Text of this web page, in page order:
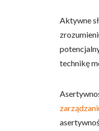
Aktywne
technikę